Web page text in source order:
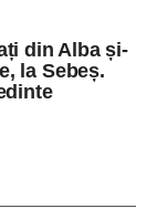
din Alba și-
la Sebeș.